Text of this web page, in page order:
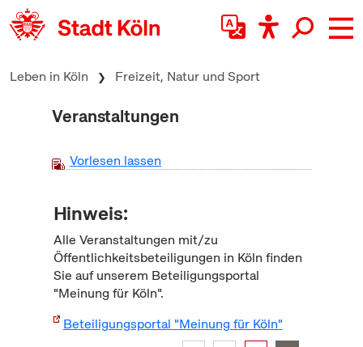
zum Inhalt springen
Leben in Köln Freizeit, Natur und Sport
Veranstaltungen
Vorlesen lassen
Hinweis:
Alle Veranstaltungen mit/zu
Öffentlichkeitsbeteiligungen in Köln finden
Sie auf unserem Beteiligungsportal
"Meinung für Köln".
Beteiligungsportal "Meinung für Köln"